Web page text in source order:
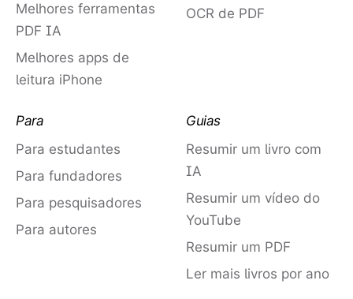
Melhores ferramentas
PDF IA
Melhores apps de
leitura iPhone
OCR de PDF
Para
Para estudantes
Para fundadores
Para pesquisadores
Para autores
Guias
Resumir um livro com
IA
Resumir um vídeo do
YouTube
Resumir um PDF
Ler mais livros por ano